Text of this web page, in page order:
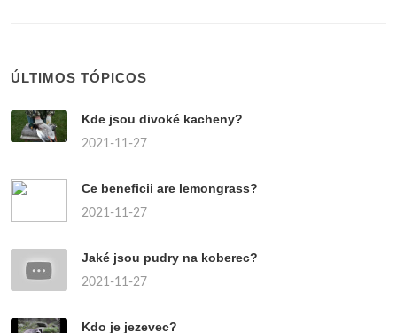
ÚLTIMOS TÓPICOS
Kde jsou divoké kacheny?
2021-11-27
Ce beneficii are lemongrass?
2021-11-27
Jaké jsou pudry na koberec?
2021-11-27
Kdo je jezevec?